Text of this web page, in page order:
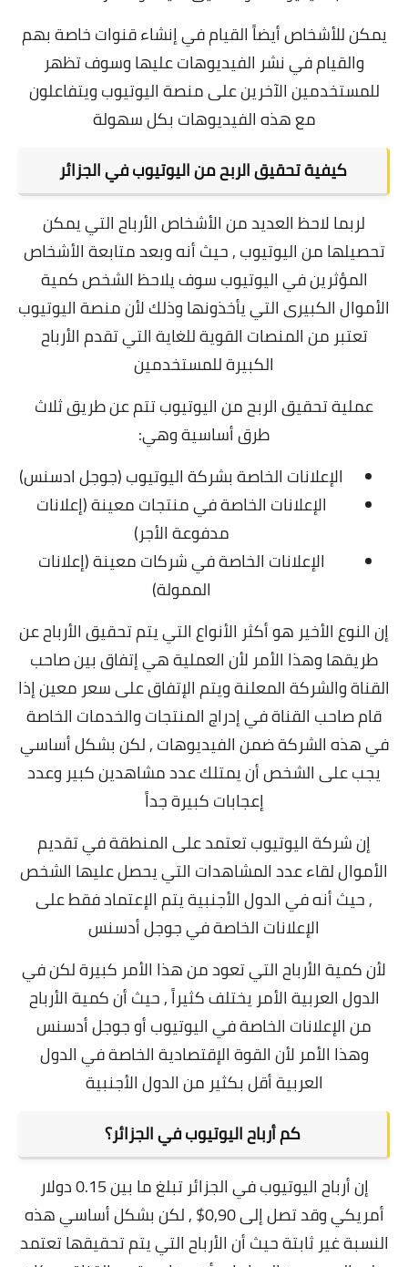
يمكن للأشخاص أيضاً القيام في إنشاء قنوات خاصة بهم
والقيام في نشر الفيديوهات عليها وسوف تظهر
للمستخدمين الآخرين على منصة اليوتيوب ويتفاعلون
مع هذه الفيديوهات بكل سهولة
كيفية تحقيق الربح من اليوتيوب في الجزائر
لربما لاحظ العديد من الأشخاص الأرباح التي يمكن
تحصيلها من اليوتيوب , حيث أنه وبعد متابعة الأشخاص
المؤثرين في اليوتيوب سوف يلاحظ الشخص كمية
الأموال الكبيرى التي يأخذونها وذلك لأن منصة اليوتيوب
تعتبر من المنصات القوية للغاية التي تقدم الأرباح
الكبيرة للمستخدمين
عملية تحقيق الربح من اليوتيوب تتم عن طريق ثلاث
طرق أساسية وهي:
الإعلانات الخاصة بشركة اليوتيوب (جوجل ادسنس)
الإعلانات الخاصة في منتجات معينة (إعلانات
مدفوعة الأجر)
الإعلانات الخاصة في شركات معينة (إعلانات
الممولة)
إن النوع الأخير هو أكثر الأنواع التي يتم تحقيق الأرباح عن
طريقها وهذا الأمر لأن العملية هي إتفاق بين صاحب
القناة والشركة المعلنة ويتم الإتفاق على سعر معين إذا
قام صاحب القناة في إدراج المنتجات والخدمات الخاصة
في هذه الشركة ضمن الفيديوهات , لكن بشكل أساسي
يجب على الشخص أن يمتلك عدد مشاهدين كبير وعدد
إعجابات كبيرة جداً
إن شركة اليوتيوب تعتمد على المنطقة في تقديم
الأموال لقاء عدد المشاهدات التي يحصل عليها الشخص
, حيث أنه في الدول الأجنبية يتم الإعتماد فقط على
الإعلانات الخاصة في جوجل أدسنس
لأن كمية الأرباح التي تعود من هذا الأمر كبيرة لكن في
الدول العربية الأمر يختلف كثيراً , حيث أن كمية الأرباح
من الإعلانات الخاصة في اليوتيوب أو جوجل أدسنس
وهذا الأمر لأن القوة الإقتصادية الخاصة في الدول
العربية أقل بكثير من الدول الأجنبية
كم أرباح اليوتيوب في الجزائر؟
إن أرباح اليوتيوب في الجزائر تبلغ ما بين 0.15 دولار
أمريكي وقد تصل إلى 0,90$ , لكن بشكل أساسي هذه
النسبة غير ثابتة حيث أن الأرباح التي يتم تحقيقها تعتمد